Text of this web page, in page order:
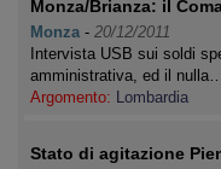
Monza/Brianza: il
Monza - 20/12/2011
Intervista USB sui soldi
amministrativa, ed il
Argomento: Lombardia
Stato di agitazione